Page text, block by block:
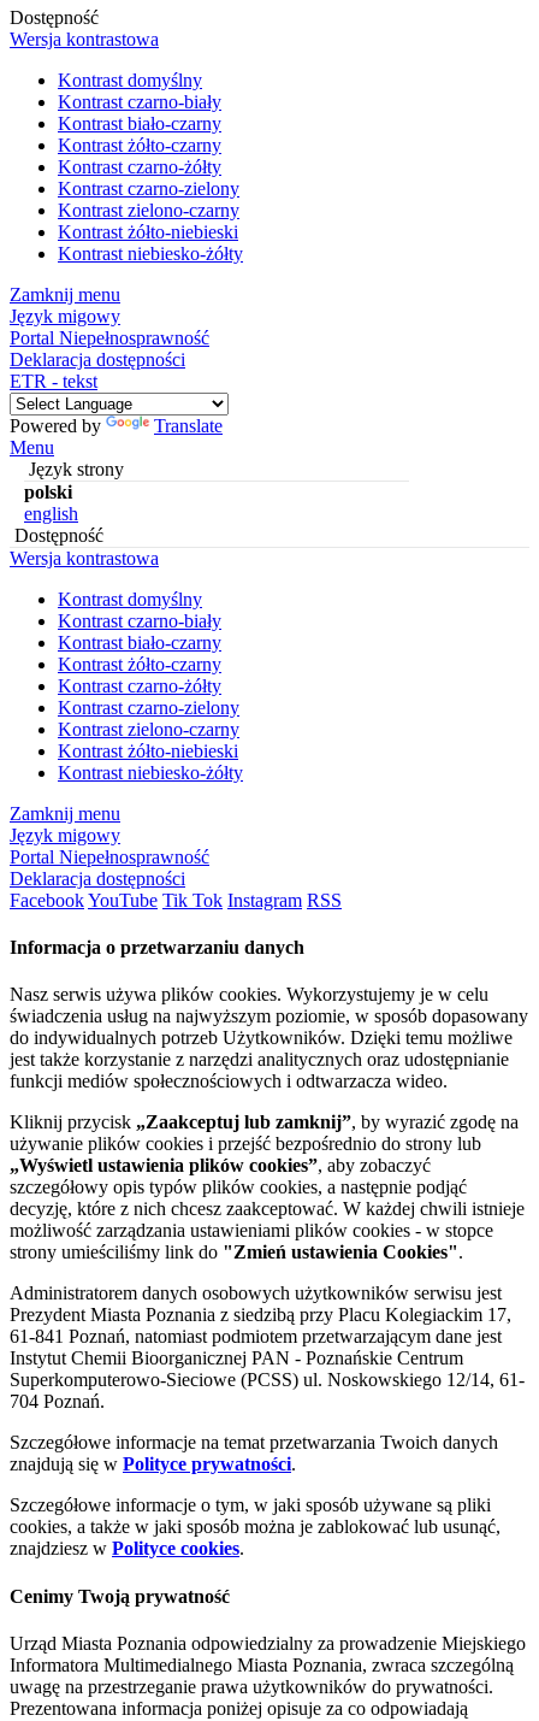
Dostępność
Wersja kontrastowa
Kontrast domyślny
Kontrast czarno-biały
Kontrast biało-czarny
Kontrast żółto-czarny
Kontrast czarno-żółty
Kontrast czarno-zielony
Kontrast zielono-czarny
Kontrast żółto-niebieski
Kontrast niebiesko-żółty
Zamknij menu
Język migowy
Portal Niepełnosprawność
Deklaracja dostępności
ETR - tekst
Powered by
Translate
Menu
Język strony
polski
english
Dostępność
Wersja kontrastowa
Kontrast domyślny
Kontrast czarno-biały
Kontrast biało-czarny
Kontrast żółto-czarny
Kontrast czarno-żółty
Kontrast czarno-zielony
Kontrast zielono-czarny
Kontrast żółto-niebieski
Kontrast niebiesko-żółty
Zamknij menu
Język migowy
Portal Niepełnosprawność
Deklaracja dostępności
FacebookYouTube Tik Tok Instagram RSS
Informacja o przetwarzaniu danych
Nasz serwis używa plików cookies. Wykorzystujemy je w celu
świadczenia usług na najwyższym poziomie, w sposób dopasowany
do indywidualnych potrzeb Użytkowników. Dzięki temu możliwe
jest także korzystanie z narzędzi analitycznych oraz udostępnianie
funkcji mediów społecznościowych i odtwarzacza wideo.
Kliknij przycisk „Zaakceptuj lub zamknij”, by wyrazić zgodę na
używanie plików cookies i przejść bezpośrednio do strony lub
„Wyświetl ustawienia plików cookies”, aby zobaczyć
szczegółowy opis typów plików cookies, a następnie podjąć
decyzję, które z nich chcesz zaakceptować. W każdej chwili istnieje
możliwość zarządzania ustawieniami plików cookies - w stopce
strony umieściliśmy link do "Zmień ustawienia Cookies".
Administratorem danych osobowych użytkowników serwisu jest
Prezydent Miasta Poznania z siedzibą przy Placu Kolegiackim 17,
61-841 Poznań, natomiast podmiotem przetwarzającym dane jest
Instytut Chemii Bioorganicznej PAN - Poznańskie Centrum
Superkomputerowo-Sieciowe (PCSS) ul. Noskowskiego 12/14, 61-
704 Poznań.
Szczegółowe informacje na temat przetwarzania Twoich danych
znajdują się w Polityce prywatności.
Szczegółowe informacje o tym, w jaki sposób używane są pliki
cookies, a także w jaki sposób można je zablokować lub usunąć,
znajdziesz w Polityce cookies.
Cenimy Twoją prywatność
Urząd Miasta Poznania odpowiedzialny za prowadzenie Miejskiego
Informatora Multimedialnego Miasta Poznania, zwraca szczególną
uwagę na przestrzeganie prawa użytkowników do prywatności.
Prezentowana informacja poniżej opisuje za co odpowiadają